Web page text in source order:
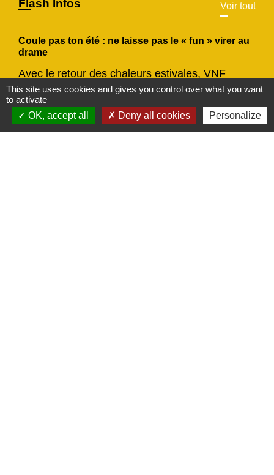
Flash Infos Voir tout
Coule pas ton été : ne laisse pas le « fun » virer au
drame
Avec le retour des chaleurs estivales, VNF
(Voies navigables de France) alerte sur les
risques liés à la baignade sauvage.
chevron_left Previous
chevron_rightNext
This site uses cookies and gives you control over what you want
to activate
OK, accept all
Deny all cookies Personalize